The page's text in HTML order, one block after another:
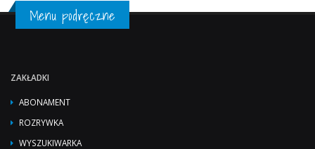
Menu podręczne
ZAKŁADKI
ABONAMENT
ROZRYWKA
WYSZUKIWARKA